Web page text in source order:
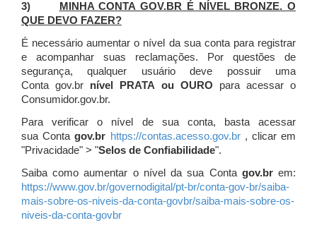
3)
MINHA CONTA GOV.BR É NÍVEL BRONZE. O
QUE DEVO FAZER?
É necessário aumentar o nível da sua conta para registrar
e acompanhar suas reclamações. Por questões de
segurança, qualquer usuário deve possuir uma
Conta gov.br nível PRATA ou OURO para acessar o
Consumidor.gov.br.
Para verificar o nível de sua conta, basta acessar
sua Contagov.br https://contas.acesso.gov.br, clicar em
"Privacidade" > "Selos de Confiabilidade".
Saiba como aumentar o nível da sua Conta gov.brem:
https://www.gov.br/governodigital/pt-br/conta-gov-br/saiba-
mais-sobre-os-niveis-da-conta-govbr/saiba-mais-sobre-os-
niveis-da-conta-govbr